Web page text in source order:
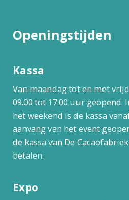
Openingstijden
Kassa
Van maandag tot en met
09.00 tot 17.00 uur geopend.
het weekend is de kassa
aanvang van het event
de kassa van De
betalen.
Expo